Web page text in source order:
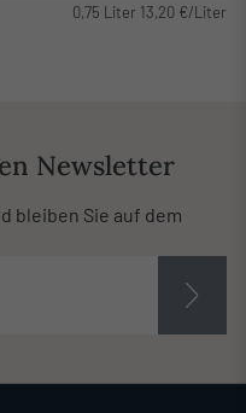
0,75 Liter 13,20 €/Liter
Newsletter
bleiben Sie auf dem